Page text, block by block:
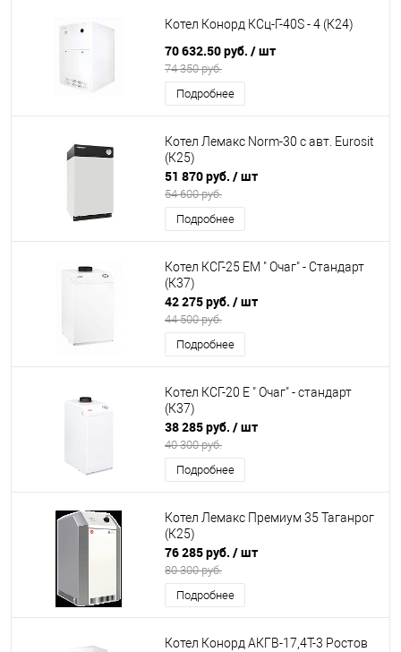
Котел Конорд КСц-Г-40S - 4 (К24)
70 632.50 руб. / шт
74 350 руб.
Подробнее
Котел Лемакс Norm-30 с авт. Eurosit
(К25)
51 870 руб. / шт
54 600 руб.
Подробнее
Котел КСГ-25 ЕМ " Очаг" - Стандарт
(К37)
42 275 руб. / шт
44 500 руб.
Подробнее
Котел КСГ-20 Е " Очаг" - стандарт
(К37)
38 285 руб. / шт
40 300 руб.
Подробнее
Котел Лемакс Премиум 35 Таганрог
(К25)
76 285 руб. / шт
80 300 руб.
Подробнее
Котел Конорд АКГВ-17,4Т-3 Ростов